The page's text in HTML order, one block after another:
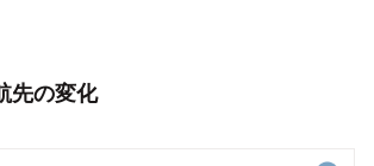
先の変化